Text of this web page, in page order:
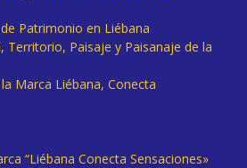
Patrimonio en Liébana
Territorio, Paisaje y Paisanaje de la
Marca Liébana, Conecta
“Liébana Conecta Sensaciones»